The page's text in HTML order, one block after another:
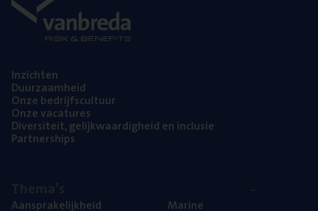
Inzich­ten
Duur­zaam­heid
Onze bedrijfs­cul­tuur
Onze vaca­tu­res
Diver­si­teit, gelijk­waar­dig­heid en inclusie
Part­ner­ships
Aan­spra­ke­lijk­heid
Mari­ne